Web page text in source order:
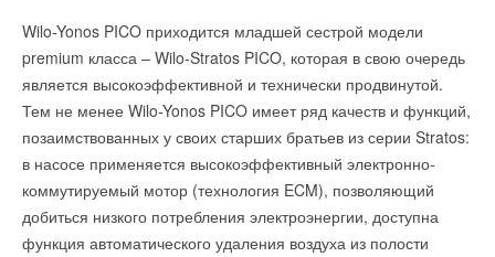
Wilo-Yonos PICO приходится младшей сестрой модели
premium класса – Wilo-Stratos PICO, которая в свою очередь
является высокоэффективной и технически продвинутой.
Тем не менее Wilo-Yonos PICO имеет ряд качеств и функций,
позаимствованных у своих старших братьев из серии Stratos:
в насосе применяется высокоэффективный электронно-
коммутируемый мотор (технология ECM), позволяющий
добиться низкого потребления электроэнергии, доступна
функция автоматического удаления воздуха из полости
НОВОСТИ СОК 5 МАРТА 2014
НОВОСТИ СОК 3 МАРТА 2014
→ Кондиционеры, работающие до минус 43°С!
НОВОСТИ СОК 5 ФЕВРАЛЯ 2014
→ Новая система обучения в КЛИМАТ КОМПАНИ
НОВОСТИ СОК 2 ОКТЯБРЯ 2013
Оборудование серии ECO от QuattroClima
НОВОСТИ СОК 24 СЕНТЯБРЯ 2013
→
Новая программа подбора мультизональных систем
QuattroClima VRF Selezione.
НОВОСТИ СОК 16 АВГУСТА 2013
→ Новый офис КЛИМАТ КОМПАНИ в Санкт-Петербурге
Vitosol 200-T. Емкостные нагреватели (Vitoсell 100-V, Vitoсtll
160-E), насосные группы и оборудование автоматики
размещены в техническом помещении ( в тепловом узле).
По оценкам специалистов, установленное оборудование
позволит жильцам сэкономить до 20-30% на услугах ЖКХ.
Читайте по теме: